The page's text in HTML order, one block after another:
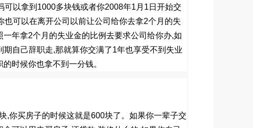
可以拿到 1000多块钱或者你2008年1 月 1 日开始交
也可以在离开公司以前让公司给你去拿2个月的失
一年拿2个月的失业金的比例去要求公司给你办,如
期自己辞职走,那就算你交满了1年也享受不到失业
时候你也拿不到一分钱。
,你买房子的时候这就是600块了。如果你一辈子交